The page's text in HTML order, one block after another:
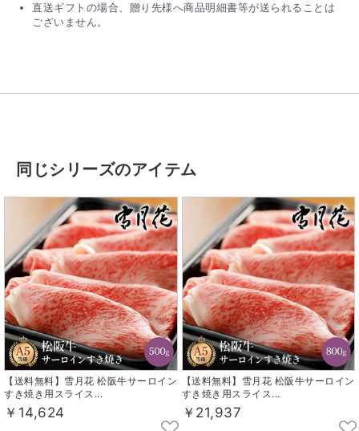
直送ギフトの場合、贈り先様へ商品明細書等が送られることは
ございません。
同じシリーズのアイテム
【送料無料】雪月花 松阪牛サーロイン
すき焼き用スライス...
￥14,624
【送料無料】雪月花 松阪牛サーロイン
すき焼き用スライス...
￥21,937